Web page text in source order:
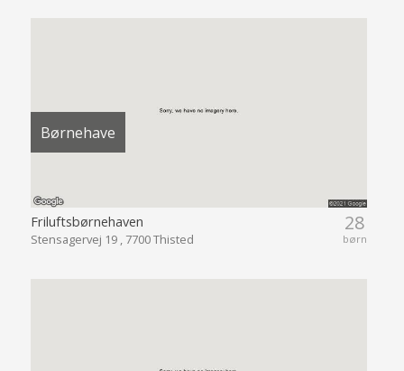
Børnehave
28
børn
Friluftsbørnehaven
Stensagervej 19 , 7700 Thisted